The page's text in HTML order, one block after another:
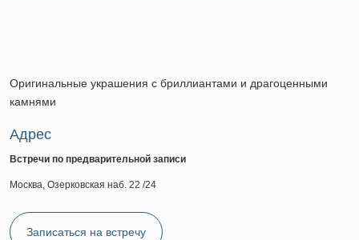
Оригинальные украшения с бриллиантами и драгоценными
камнями
Адрес
Встречи по предварительной записи
Москва, Озерковская наб. 22 /24
Записаться на встречу